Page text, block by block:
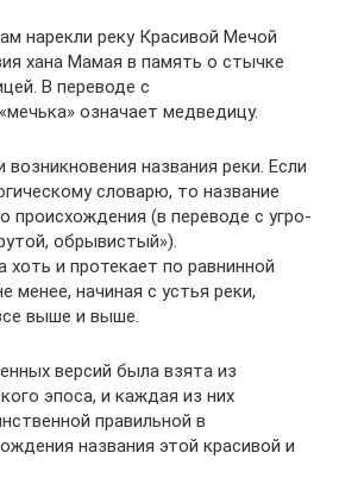
нарекли реку Красивой Мечой
хана Мамая в память о стычке
В переводе с
означает медведицу.
возникновения названия реки. Если
словарю, то название
происхождения (в переводе с угро-
обры­вистый»).
хоть и протекает по равнинной
менее, начиная с устья реки,
выше и выше.
версий была взята из
эпоса, и каждая из них
правильной в
названия этой красивой и